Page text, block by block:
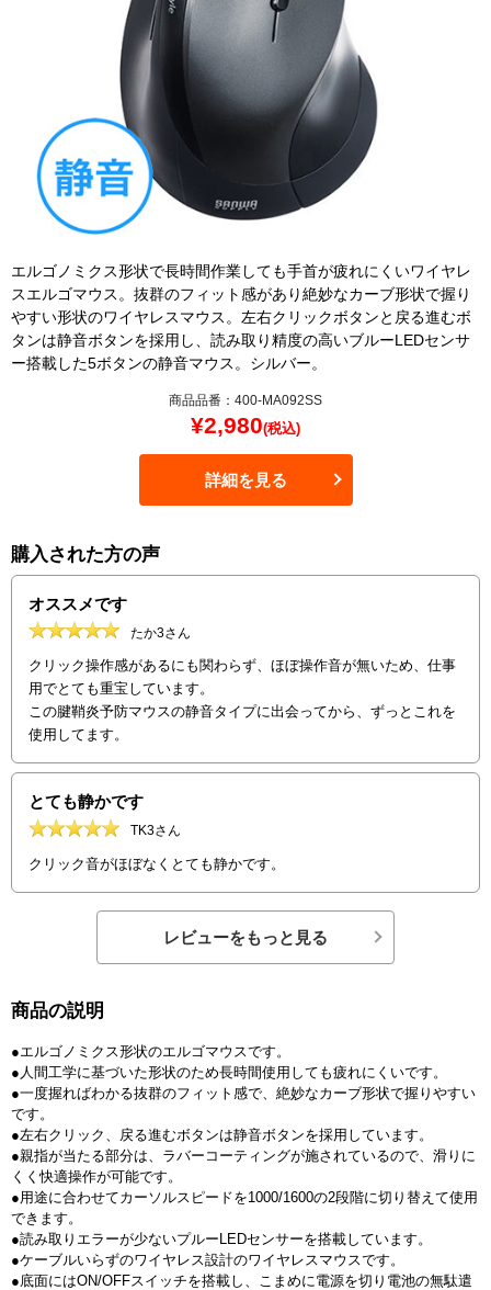
エルゴノミクス形状で長時間作業しても手首が疲れにくいワイヤレ
スエルゴマウス。抜群のフィット感があり絶妙なカーブ形状で握り
やすい形状のワイヤレスマウス。左右クリックボタンと戻る進むボ
タンは静音ボタンを採用し、読み取り精度の高いブルーLEDセンサ
ー搭載した5ボタンの静音マウス。シルバー。
商品品番：400-MA092SS
¥2,980(税込)
詳細を見る
購入された方の声
オススメです
たか3さん
クリック操作感があるにも関わらず、ほぼ操作音が無いため、仕事
用でとても重宝しています。
この腱鞘炎予防マウスの静音タイプに出会ってから、ずっとこれを
使用してます。
とても静かです
TK3さん
クリック音がほぼなくとても静かです。
レビューをもっと見る
商品の説明
●エルゴノミクス形状のエルゴマウスです。
●人間工学に基づいた形状のため長時間使用しても疲れにくいです。
●一度握ればわかる抜群のフィット感で、絶妙なカーブ形状で握りやすい
です。
●左右クリック、戻る進むボタンは静音ボタンを採用しています。
●親指が当たる部分は、ラバーコーティングが施されているので、滑りに
くく快適操作が可能です。
●用途に合わせてカーソルスピードを1000/1600の2段階に切り替えて使用
できます。
●読み取りエラーが少ないプルーLEDセンサーを搭載しています。
●ケーブルいらずのワイヤレス設計のワイヤレスマウスです。
●底面にはON/OFFスイッチを搭載し、こまめに電源を切り電池の無駄遣